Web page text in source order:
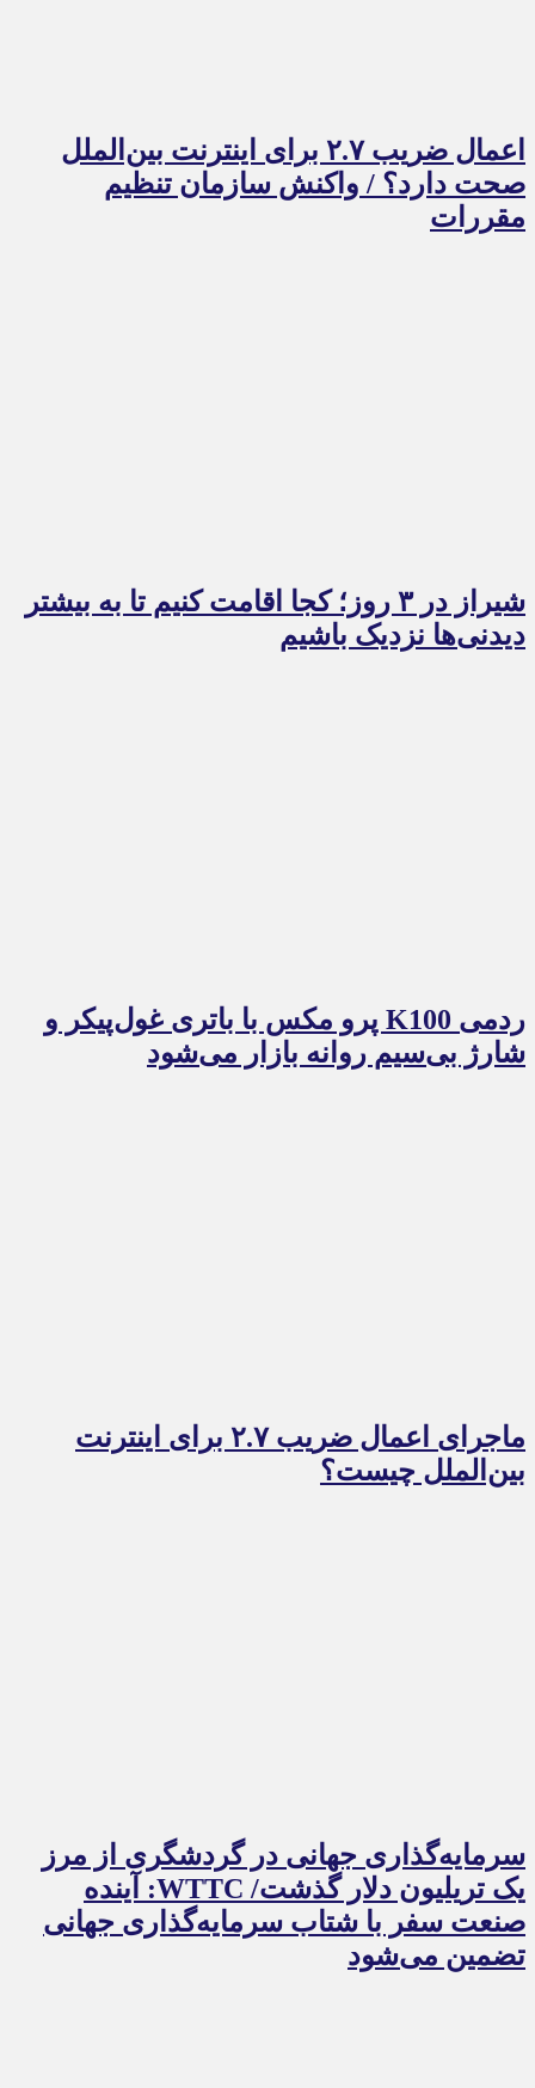
اعمال ضریب ۲.۷ برای اینترنت بین‌الملل
صحت دارد؟ / واکنش سازمان تنظیم
مقررات
شیراز در ۳ روز؛ کجا اقامت کنیم تا به بیشتر
دیدنی‌ها نزدیک باشیم
ردمی K100 پرو مکس با باتری غول‌پیکر و
شارژ بی‌سیم روانه بازار می‌شود
ماجرای اعمال ضریب ۲.۷ برای اینترنت
بین‌الملل چیست؟
سرمایه‌گذاری جهانی در گردشگری از مرز
یک تریلیون دلار گذشت/ WTTC: آینده
صنعت سفر با شتاب سرمایه‌گذاری جهانی
تضمین می‌شود